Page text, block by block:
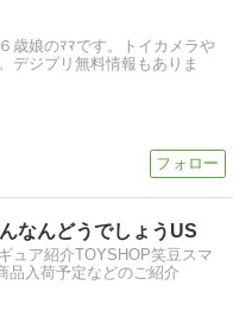
歳娘のﾏﾏです。トイカメラや
デジプリ無料情報もありま
なんどうでしょうUS
ュア紹介TOYSHOP笑豆スマ
品入荷予定などのご紹介